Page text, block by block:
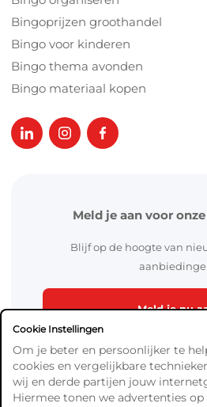
Bingoprijzen groothandel
Bingo voor kinderen
Bingo thema avonden
Bingo materiaal kopen
Meld je aan voor
Blijf op de hoogte van
Meld je nu
Cookie Instellingen
Om je beter en persoonlijker te
cookies en vergelijkbare
wij en derde partijen jouw
Hiermee tonen we advertenties